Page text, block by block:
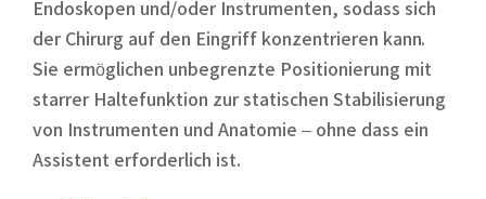
Endoskopen und/oder Instrumenten, sodass sich
der Chirurg auf den Eingriff konzentrieren kann.
Sie ermöglichen unbegrenzte Positionierung mit
starrer Haltefunktion zur statischen Stabilisierung
von Instrumenten und Anatomie – ohne dass ein
Assistent erforderlich ist.